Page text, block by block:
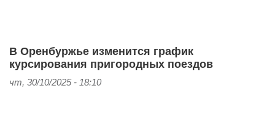
В Оренбуржье изменится график
курсирования пригородных поездов
чт, 30/10/2025 - 18:10